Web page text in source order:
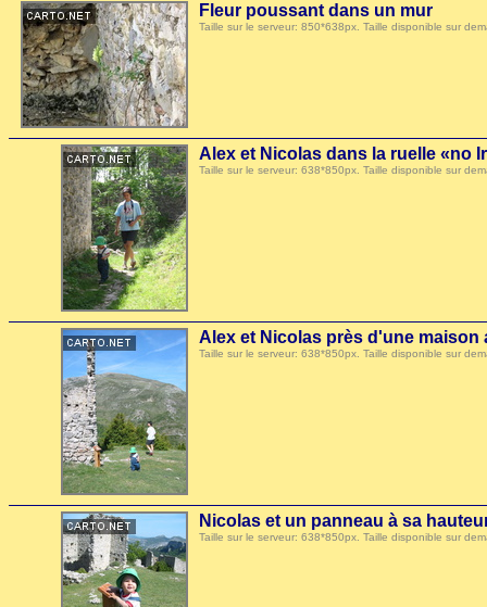
Fleur poussant dans un mur
Taille sur le serveur: 850*638px. Taille disponible sur
Alex et Nicolas dans la ruelle «no
Taille sur le serveur: 638*850px. Taille disponible sur
Alex et Nicolas près d'une
Taille sur le serveur: 638*850px. Taille disponible sur
Nicolas et un panneau à sa
Taille sur le serveur: 638*850px. Taille disponible sur